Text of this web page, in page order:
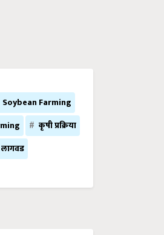
Soybean Farming
कृषी प्रक्रिया